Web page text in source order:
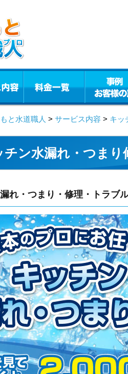
と水道職人 > サービス内容 > キッ
チン水漏れ・つまり
れ・つまり・修理・トラブ